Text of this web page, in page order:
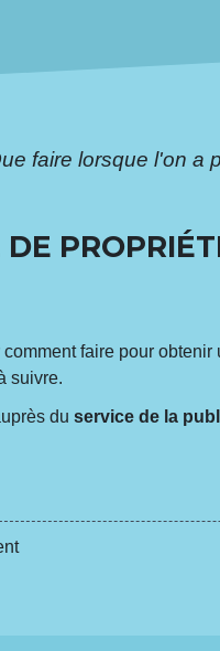
faire lorsque l'on a
faire pour
suivre.
duservice de la